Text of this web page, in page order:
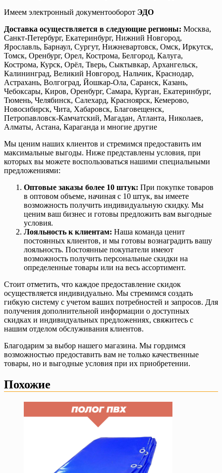
Имеем электронный документооборот ЭДО
Доставка осуществляется в следующие регионы: Москва,
Санкт-Петербург, Екатеринбург, Нижний Новгород,
Ярославль, Барнаул, Сургут, Нижневартовск, Омск, Иркутск,
Томск, Оренбург, Орел, Кострома, Белгород, Калуга,
Кострома, Курск, Орёл, Тверь, Сыктывкар, Архангельск,
Калининград, Великий Новгород, Нальчик, Краснодар,
Астрахань, Волгоград, Йошкар-Ола, Саранск, Казань,
Чебоксары, Киров, Оренбург, Самара, Курган, Екатеринбург,
Тюмень, Челябинск, Салехард, Красноярск, Кемерово,
Новосибирск, Чита, Хабаровск, Благовещенск,
Петропавловск-Камчатский, Магадан, Атланта, Николаев,
Алматы, Астана, Караганда и многие другие
Мы ценим наших клиентов и стремимся предоставить им
максимальные выгоды. Ниже представлены условия, при
которых вы можете воспользоваться нашими специальными
предложениями:
Оптовые заказы более 10 штук: При покупке товаров
в оптовом объеме, начиная с 10 штук, вы имеете
возможность получить индивидуальную скидку. Мы
ценим ваш бизнес и готовы предложить вам выгодные
условия.
Лояльность к клиентам: Наша команда ценит
постоянных клиентов, и мы готовы вознаградить вашу
лояльность. Постоянные покупатели имеют
возможность получить персональные скидки на
определенные товары или на весь ассортимент.
Стоит отметить, что каждое предоставление скидок
осуществляется индивидуально. Мы стремимся создать
гибкую систему с учетом ваших потребностей и запросов. Для
получения дополнительной информации о доступных
скидках и индивидуальных предложениях, свяжитесь с
нашим отделом обслуживания клиентов.
Благодарим за выбор нашего магазина. Мы гордимся
возможностью предоставить вам не только качественные
товары, но и выгодные условия при их приобретении.
Похожие